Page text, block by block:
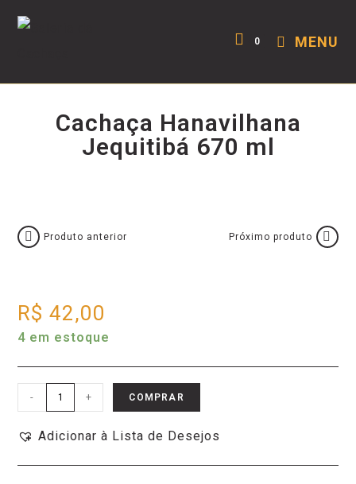
0 MENU
Cachaça Hanavilhana
Jequitibá 670 ml
Produto anterior Próximo produto
R$ 42,00
4 em estoque
- + COMPRAR
Adicionar à Lista de Desejos